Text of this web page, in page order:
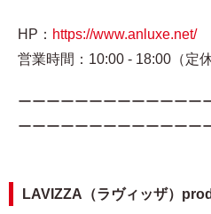
HP： https://www.anluxe.net/
営業時間：10:00 - 18:00（定
ーーーーーーーーーーーーー
ーーーーーーーーーーーーー
LAVIZZA（ラヴィッザ）